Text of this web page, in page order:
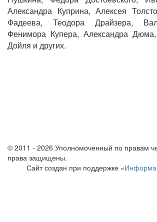
Александра Куприна, Алексея
Фадеева, Теодора Драйзера,
Фенимора Купера, Александра
Дойля и других.
© 2011 - 2026 Уполномоченный по правам
права защищены.
Сайт создан при поддержке «